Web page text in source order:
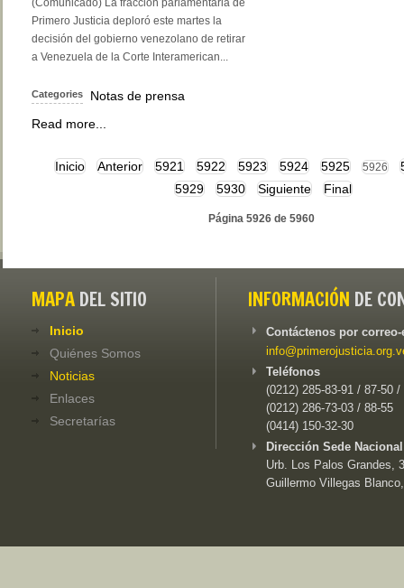
(Comunicado) La fracción parlamentaria de
Primero Justicia deploró este martes la
decisión del gobierno venezolano de retirar
a Venezuela de la Corte Interamerican...
Categories
Notas de prensa
Read more...
Inicio Anterior 5921 5922 5923 5924 5925 5926
5929
5930 Siguiente Final
Página 5926 de 5960
MAPA DEL SITIO
Inicio
Quiénes Somos
Noticias
Enlaces
Secretarías
INFORMACIÓN DE
Contáctenos por
Teléfonos
(0212) 285-83-91 / 87-50 /
(0212) 286-73-03 / 88-55
(0414) 150-32-30
Dirección Sede
Urb. Los Palos Grandes,
Guillermo Villegas